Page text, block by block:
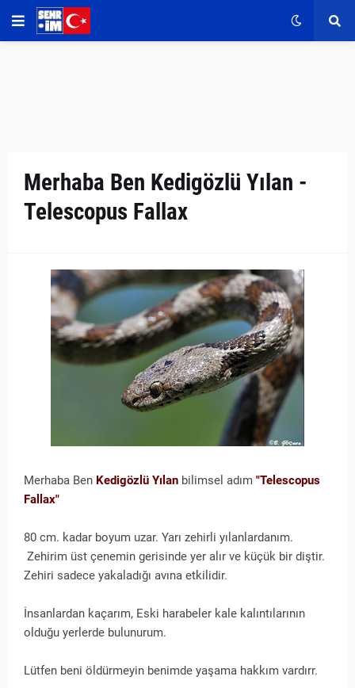
Merhaba Ben Kedigözlü Yılan -
Telescopus Fallax
Merhaba Ben Kedigözlü Yılan bilimsel adım "Telescopus
Fallax"
80 cm. kadar boyum uzar. Yarı zehirli yılanlardanım.
Zehirim üst çenemin gerisinde yer alır ve küçük bir diştir.
Zehiri sadece yakaladığı avına etkilidir.
İnsanlardan kaçarım, Eski harabeler kale kalıntılarının
olduğu yerlerde bulunurum.
Lütfen beni öldürmeyin benimde yaşama hakkım vardırr.